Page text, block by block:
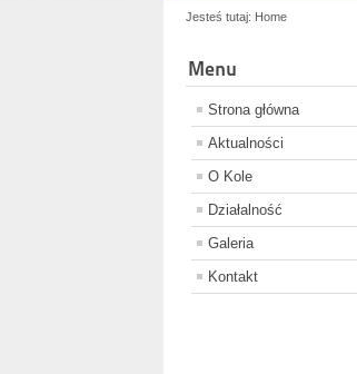
Jesteś tutaj: Home
Menu
Strona główna
Aktualności
O Kole
Działalność
Galeria
Kontakt